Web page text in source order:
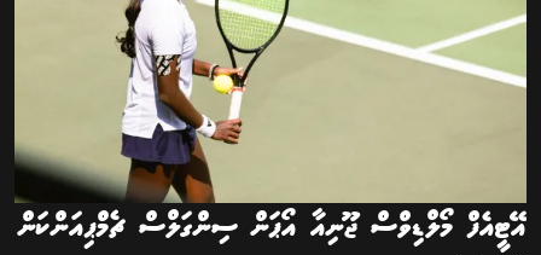
އޭޓީއެފް މޯލްޑިވްސް ޖޫނިއާ އޯޕަން ސިންގަލްސް ޗެމްޕިއަންކަން